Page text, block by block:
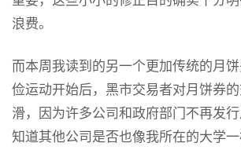
浪费。
而本周我读到的另一个更加传统的月
俭运动开始后，黑市交易者对月饼券
滑，因为许多公司和政府部门不再发
知道其他公司是否也像我所在的大学